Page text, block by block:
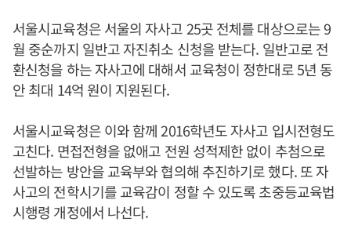
서울시교육청은 서울의 자사고 25곳 전체를 대상으로는 9
월 중순까지 일반고 자진취소 신청을 받는다. 일반고로 전
환신청을 하는 자사고에 대해서 교육청이 정한대로 5년 동
안 최대 14억 원이 지원된다.
서울시교육청은 이와 함께 2016학년도 자사고 입시전형도
고친다. 면접전형을 없애고 전원 성적제한 없이 추첨으로
선발하는 방안을 교육부와 협의해 추진하기로 했다. 또 자
사고의 전학시기를 교육감이 정할 수 있도록 초중등교육법
시행령 개정에서 나선다.